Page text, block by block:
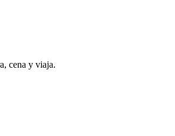
cena y viaja.